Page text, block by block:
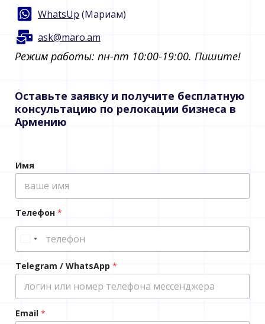
WhatsUp (Мариам)
ask@maro.am
Режим работы: пн-пт 10:00-19:00. Пишите!​
Оставьте заявку и получите бесплатную
консультацию по релокации бизнеса в
Армению
е
к
т
е
л
н
Имя
Телефон *
Telegram / WhatsApp *
Email *